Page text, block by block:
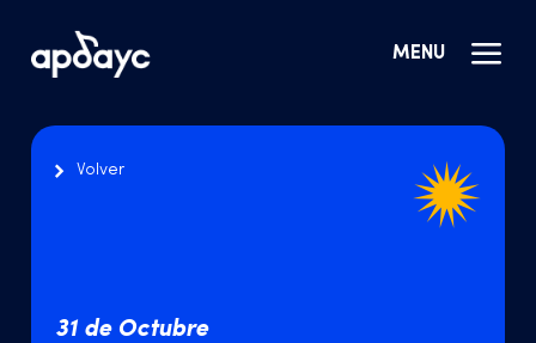
MENU
Volver
31 de Octubre